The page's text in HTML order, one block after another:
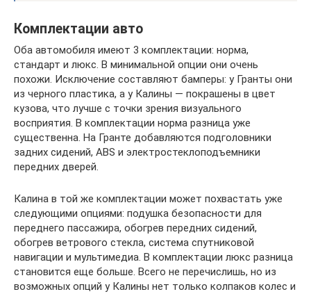
Комплектации авто
Оба автомобиля имеют 3 комплектации: норма,
стандарт и люкс. В минимальной опции они очень
похожи. Исключение составляют бамперы: у Гранты они
из черного пластика, а у Калины — покрашены в цвет
кузова, что лучше с точки зрения визуального
восприятия. В комплектации норма разница уже
существенна. На Гранте добавляются подголовники
задних сидений, ABS и электростеклоподъемники
передних дверей.
Калина в той же комплектации может похвастать уже
следующими опциями: подушка безопасности для
переднего пассажира, обогрев передних сидений,
обогрев ветрового стекла, система спутниковой
навигации и мультимедиа. В комплектации люкс разница
становится еще больше. Всего не перечислишь, но из
возможных опций у Калины нет только колпаков колес и